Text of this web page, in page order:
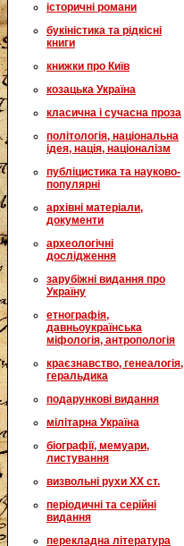
історичні романи
букіністика та рідкісні
книги
книжки про Київ
козацька Україна
класична і сучасна проза
політологія, національна
ідея, нація, націоналізм
публіцистика та науково-
популярні
архівні матеріали,
документи
археологічні
дослідження
зарубіжні видання про
Україну
етнографія,
давньоукраїнська
міфологія, антропологія
краєзнавство, генеалогія,
геральдика
подарункові видання
мілітарна Україна
біографії, мемуари,
листування
визвольні рухи XX ст.
періодичні та серійні
видання
перекладна література